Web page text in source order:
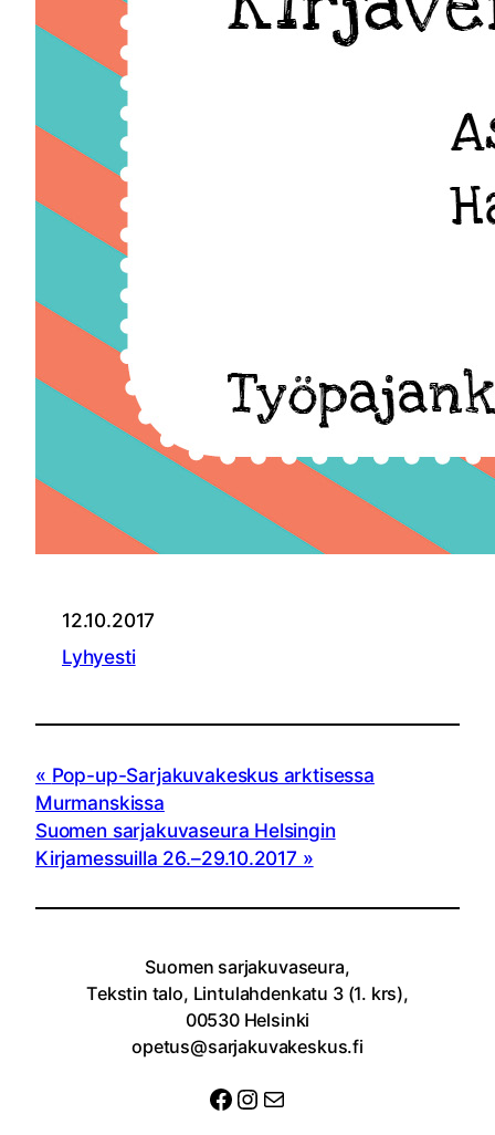
12.10.2017
Lyhyesti
Pop-up-Sarjakuvakeskus arktisessa
Murmanskissa
Suomen sarjakuvaseura Helsingin
Kirjamessuilla 26.–29.10.2017
Suomen sarjakuvaseura,
Tekstin talo, Lintulahdenkatu 3 (1. krs),
00530 Helsinki
opetus@sarjakuvakeskus.fi
Facebook
Instagram
Sähköposti